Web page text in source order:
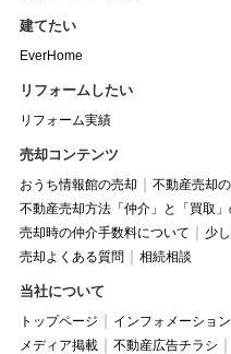
建てたい
EverHome
リフォームしたい
リフォーム実績
売却コンテンツ
おうち情報館の売却
不動産売却
不動産売却方法「仲介」と「買取
売却時の仲介手数料について
少
売却よくある質問
相続相談
当社について
トップページ インフォメーション
メディア掲載
不動産広告チラシ